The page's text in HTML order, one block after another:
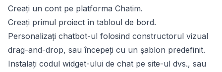
Creați un cont pe platforma Chatim.
Creați primul proiect în tabloul de bord.
Personalizați chatbot-ul folosind constructorul vizual
drag-and-drop, sau începeți cu un șablon predefinit.
Instalați codul widget-ului de chat pe site-ul dvs., sau